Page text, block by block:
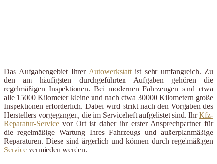
Das Aufgabengebiet Ihrer Autowerkstattist sehr umfangreich. Zu
den am häufigsten durchgeführten Aufgaben gehören die
regelmäßigen Inspektionen. Bei modernen Fahrzeugen sind etwa
alle 15000 Kilometer kleine und nach etwa 30000 Kilometern große
Inspektionen erforderlich. Dabei wird strikt nach den Vorgaben des
Herstellers vorgegangen, die im Serviceheft aufgelistet sind. IhrKfz-
Reparatur-Service vor Ort ist daher ihr erster Ansprechpartner für
die regelmäßige Wartung Ihres Fahrzeugs und außerplanmäßige
Reparaturen. Diese sind ärgerlich und können durch regelmäßigen
Service vermieden werden.